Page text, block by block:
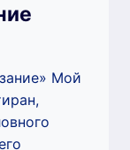
Мой